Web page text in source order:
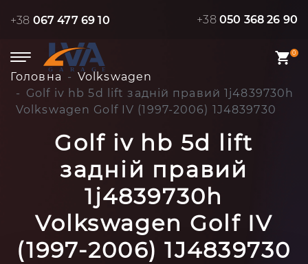
+38 067 477 69 10 +38 050 368 26 90
0
Головна
Volkswagen
Golf iv hb 5d lift задній правий 1j4839730h
Volkswagen Golf IV (1997-2006) 1J4839730
Golf iv hb 5d lift
задній правий
1j4839730h
Volkswagen Golf IV
(1997-2006) 1J4839730